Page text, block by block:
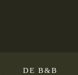
DE B&B